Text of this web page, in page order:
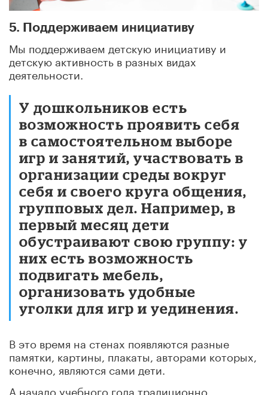
5. Поддерживаем инициативу
Мы поддерживаем детскую инициативу и
детскую активность в разных видах
деятельности.
У дошкольников есть
возможность проявить себя
в самостоятельном выборе
игр и занятий, участвовать в
организации среды вокруг
себя и своего круга общения,
групповых дел. Например, в
первый месяц дети
обустраивают свою группу: у
них есть возможность
подвигать мебель,
организовать удобные
уголки для игр и уединения.
В это время на стенах появляются разные
памятки, картины, плакаты, авторами которых,
конечно, являются сами дети.
А начало учебного года традиционно